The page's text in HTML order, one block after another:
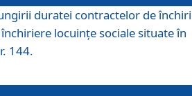
duratei contractelor de
locuinţe sociale situate în
144.